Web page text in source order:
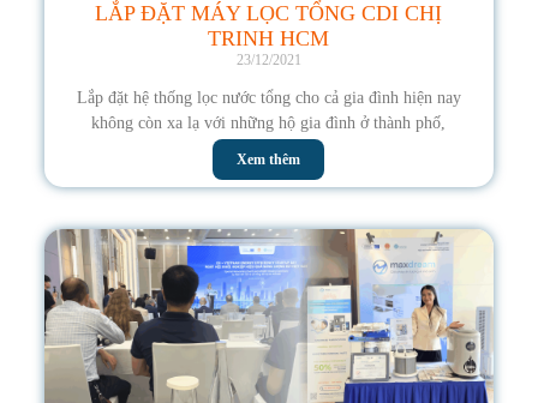
LẮP ĐẶT MÁY LỌC TỔNG CDI CHỊ
TRINH HCM
23/12/2021
Lắp đặt hệ thống lọc nước tổng cho cả gia đình hiện nay
không còn xa lạ với những hộ gia đình ở thành phố,
Xem thêm